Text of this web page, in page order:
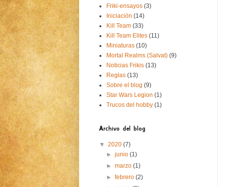
Friki-ensayos (3)
Iniciación (14)
Kill Team (33)
Kill Team Elites (11)
Miniaturas (10)
Mortal Realms (Salvat) (9)
Noticias Frikis (13)
Reglas (13)
Sobre el blog (9)
Star Wars Legion (1)
Trucos del hobby (1)
Archivo del blog
▼ 2020 (7)
►junio(1)
►marzo(1)
►febrero(2)